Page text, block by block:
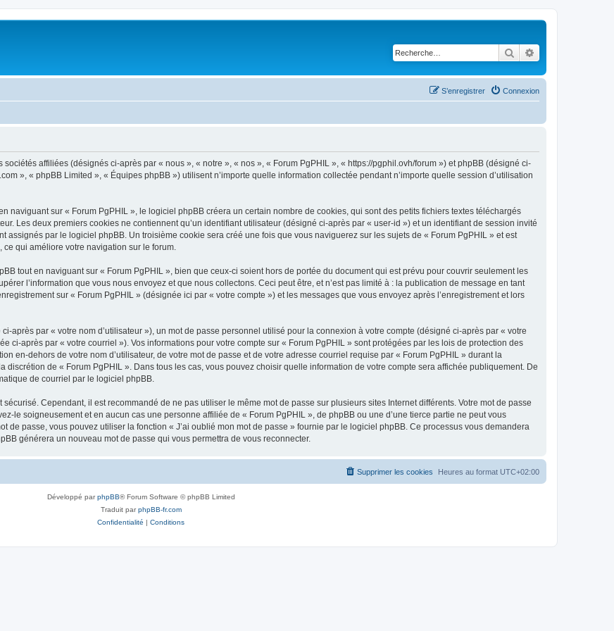
Rechercher
Connexion
S’enregistrer
affiliées (désignés ci-après par « nous », « notre », « nos », « Forum PgPHIL », « https://pgphil.ovh/forum ») et phpBB (désigné ci-
», « phpBB Limited », « Équipes phpBB ») utilisent n’importe quelle information collectée pendant n’importe quelle session d’utilisation
naviguant sur « Forum PgPHIL », le logiciel phpBB créera un certain nombre de cookies, qui sont des petits fichiers textes téléchargés
Les deux premiers cookies ne contiennent qu’un identifiant utilisateur (désigné ci-après par « user-id ») et un identifiant de session invité
assignés par le logiciel phpBB. Un troisième cookie sera créé une fois que vous naviguerez sur les sujets de « Forum PgPHIL » et est
qui améliore votre navigation sur le forum.
tout en naviguant sur « Forum PgPHIL », bien que ceux-ci soient hors de portée du document qui est prévu pour couvrir seulement les
l’information que vous nous envoyez et que nous collectons. Ceci peut être, et n’est pas limité à : la publication de message en tant
sur « Forum PgPHIL » (désignée ici par « votre compte ») et les messages que vous envoyez après l’enregistrement et lors
après par « votre nom d’utilisateur »), un mot de passe personnel utilisé pour la connexion à votre compte (désigné ci-après par « votre
ci-après par « votre courriel »). Vos informations pour votre compte sur « Forum PgPHIL » sont protégées par les lois de protection des
en-dehors de votre nom d’utilisateur, de votre mot de passe et de votre adresse courriel requise par « Forum PgPHIL » durant la
discrétion de « Forum PgPHIL ». Dans tous les cas, vous pouvez choisir quelle information de votre compte sera affichée publiquement. De
de courriel par le logiciel phpBB.
Cependant, il est recommandé de ne pas utiliser le même mot de passe sur plusieurs sites Internet différents. Votre mot de passe
le soigneusement et en aucun cas une personne affiliée de « Forum PgPHIL », de phpBB ou une d’une tierce partie ne peut vous
de passe, vous pouvez utiliser la fonction « J’ai oublié mon mot de passe » fournie par le logiciel phpBB. Ce processus vous demandera
générera un nouveau mot de passe qui vous permettra de vous reconnecter.
Heures au format UTC+02:00
Supprimer les cookies
Développé parphpBB® Forum Software © phpBB Limited
Traduit parphpBB-fr.com
Confidentialité | Conditions